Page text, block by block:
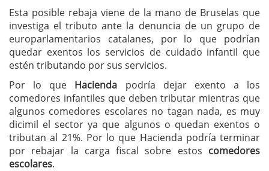
Esta posible rebaja viene de la mano de Bruselas que
investiga el tributo ante la denuncia de un grupo de
europarlamentarios catalanes, por lo que podrían
quedar exentos los servicios de cuidado infantil que
estén tributando por sus servicios.
Por lo que Hacienda podría dejar exento a los
comedores infantiles que deben tributar mientras que
algunos comedores escolares no tagan nada, es muy
dicimil el sector ya que algunos o quedan exentos o
tributan al 21%. Por lo que Hacienda podría terminar
por rebajar la carga fiscal sobre estos comedores
escolares.